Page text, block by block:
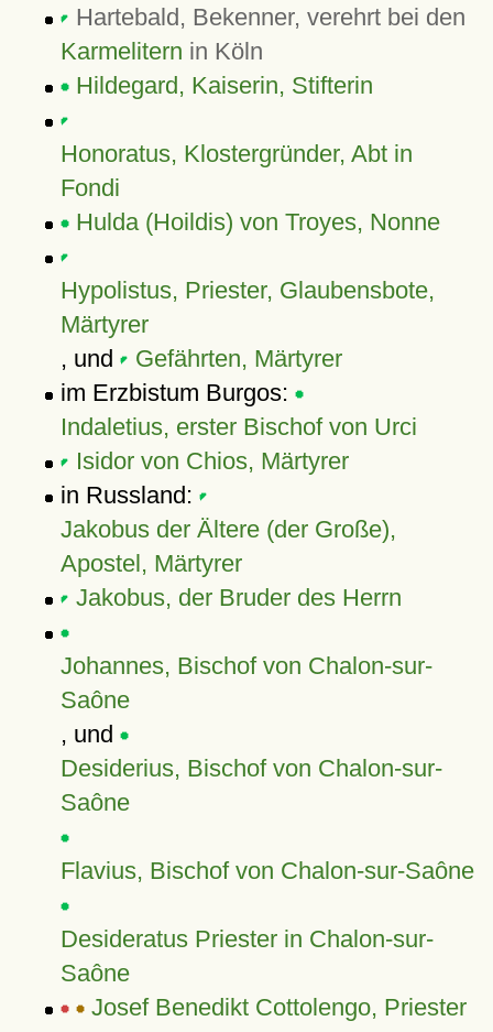
Hartebald, Bekenner, verehrt bei den
Karmelitern in Köln
Hildegard, Kaiserin, Stifterin
Honoratus, Klostergründer, Abt in
Fondi
Hulda (Hoildis) von Troyes, Nonne
Hypolistus, Priester, Glaubensbote,
Märtyrer
, und
Gefährten, Märtyrer
im Erzbistum Burgos:
Indaletius, erster Bischof von Urci
Isidor von Chios, Märtyrer
in Russland:
Jakobus der Ältere (der Große),
Apostel, Märtyrer
Jakobus, der Bruder des Herrn
Johannes, Bischof von Chalon-sur-
Saône
, und
Desiderius, Bischof von Chalon-sur-
Saône
Flavius, Bischof von Chalon-sur-Saône
Desideratus Priester in Chalon-sur-
Saône
Josef Benedikt Cottolengo, Priester